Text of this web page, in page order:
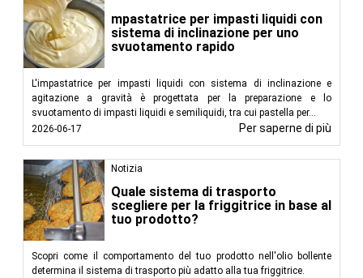
mpastatrice per impasti liquidi con
sistema di inclinazione per uno
svuotamento rapido
L'impastatrice per impasti liquidi con sistema di inclinazione e
agitazione a gravità è progettata per la preparazione e lo
svuotamento di impasti liquidi e semiliquidi, tra cui pastella per...
2026-06-17
Per saperne di più
Notizia
Quale sistema di trasporto
scegliere per la friggitrice in base al
tuo prodotto?
Scopri come il comportamento del tuo prodotto nell'olio bollente
determina il sistema di trasporto più adatto alla tua friggitrice.